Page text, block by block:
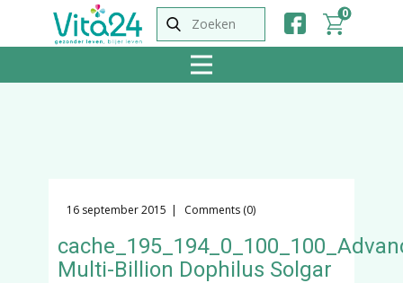
0
16 september 2015 Comments (0)
Multi-Billion Dophilus Solgar